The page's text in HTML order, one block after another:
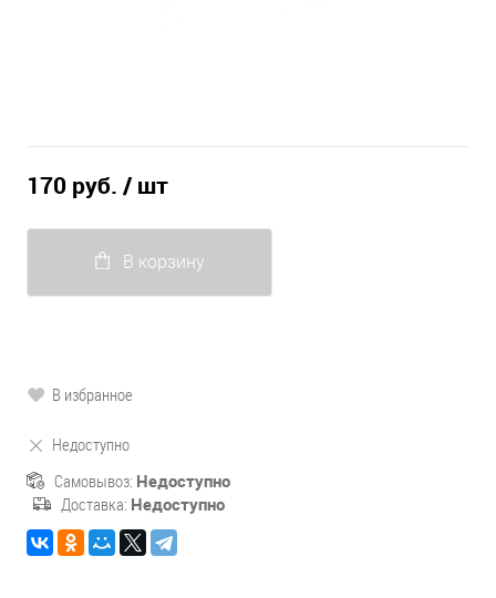
170 руб. / шт
В корзину
В избранное
Недоступно
Самовывоз: Недоступно
Доставка: Недоступно